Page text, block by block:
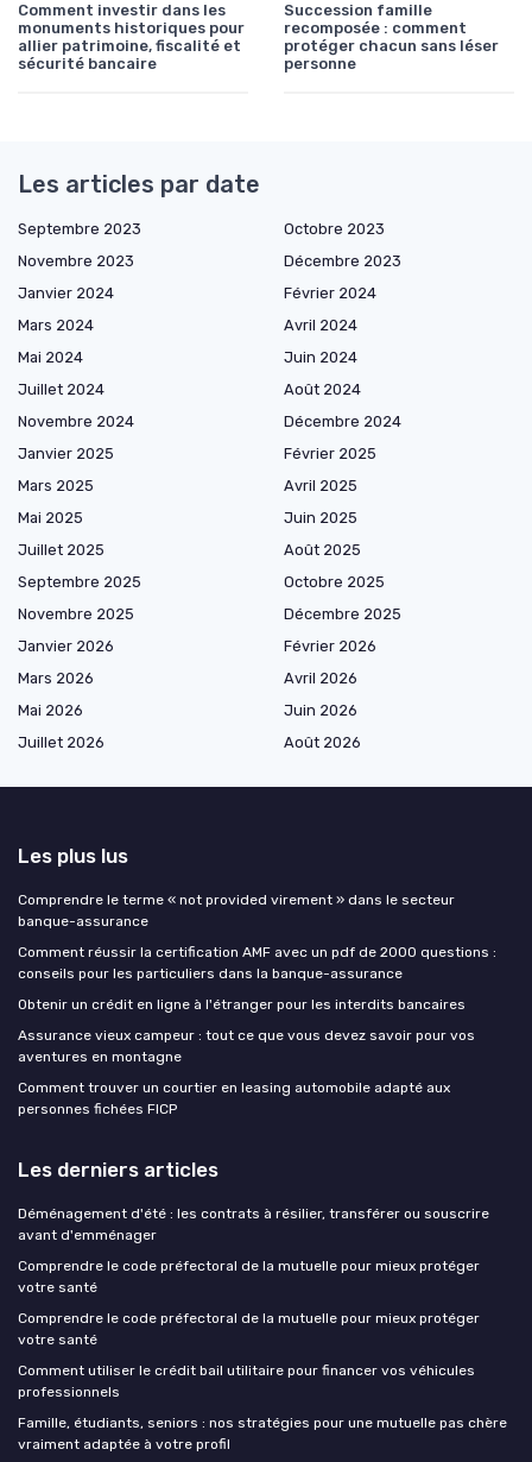
Comment investir dans les
monuments historiques pour
allier patrimoine, fiscalité et
sécurité bancaire
Succession famille
recomposée : comment
protéger chacun sans léser
personne
Les articles par date
Septembre 2023
Octobre 2023
Novembre 2023
Décembre 2023
Janvier 2024
Février 2024
Mars 2024
Avril 2024
Mai 2024
Juin 2024
Juillet 2024
Août 2024
Novembre 2024
Décembre 2024
Janvier 2025
Février 2025
Mars 2025
Avril 2025
Mai 2025
Juin 2025
Juillet 2025
Août 2025
Septembre 2025
Octobre 2025
Novembre 2025
Décembre 2025
Janvier 2026
Février 2026
Mars 2026
Avril 2026
Mai 2026
Juin 2026
Juillet 2026
Août 2026
Les plus lus
Comprendre le terme « not provided virement » dans le secteur
banque-assurance
Comment réussir la certification AMF avec un pdf de 2000 questions :
conseils pour les particuliers dans la banque-assurance
Obtenir un crédit en ligne à l'étranger pour les interdits bancaires
Assurance vieux campeur : tout ce que vous devez savoir pour vos
aventures en montagne
Comment trouver un courtier en leasing automobile adapté aux
personnes fichées FICP
Les derniers articles
Déménagement d'été : les contrats à résilier, transférer ou souscrire
avant d'emménager
Comprendre le code préfectoral de la mutuelle pour mieux protéger
votre santé
Comprendre le code préfectoral de la mutuelle pour mieux protéger
votre santé
Comment utiliser le crédit bail utilitaire pour financer vos véhicules
professionnels
Famille, étudiants, seniors : nos stratégies pour une mutuelle pas chère
vraiment adaptée à votre profil